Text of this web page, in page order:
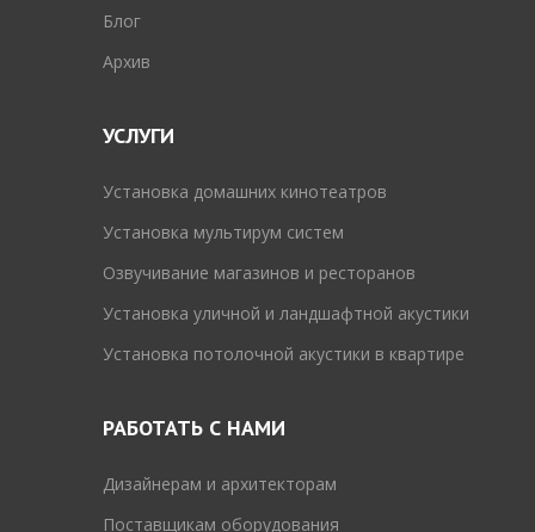
Блог
Архив
УСЛУГИ
Установка домашних кинотеатров
Установка мультирум систем
Озвучивание магазинов и ресторанов
Установка уличной и ландшафтной акустики
Установка потолочной акустики в квартире
РАБОТАТЬ С НАМИ
Дизайнерам и архитекторам
Поставщикам оборудования